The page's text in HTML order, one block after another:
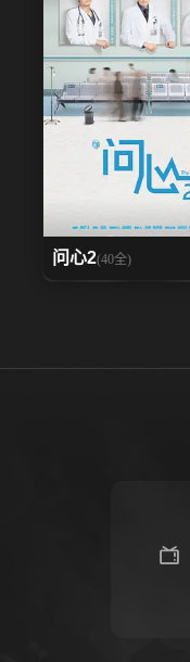
问心2(40全)